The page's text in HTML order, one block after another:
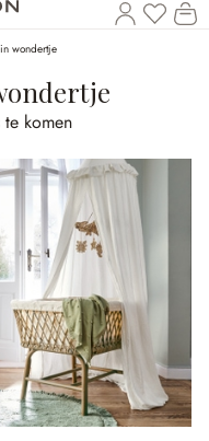
U
wondertje
komen